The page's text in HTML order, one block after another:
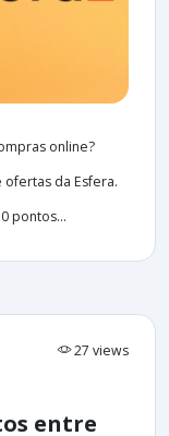
online?
da Esfera.
pontos...
27 views
entre